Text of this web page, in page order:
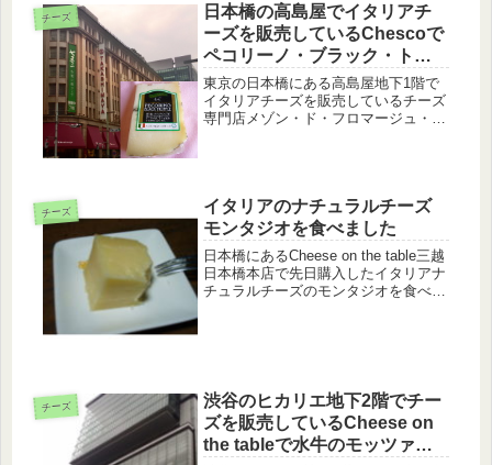
め...
チーズ
日本橋の高島屋でイタリアチ
ーズを販売しているChescoで
ペコリーノ・ブラック・トリ
ュフを購入してきました。
東京の日本橋にある高島屋地下1階で
イタリアチーズを販売しているチーズ
専門店メゾン・ド・フロマージュ・チ
チーズ
イタリアのナチュラルチーズ
モンタジオを食べました
日本橋にあるCheese on the table三越
日本橋本店で先日購入したイタリアナ
チュラルチーズのモンタジオを食べま
チーズ
渋谷のヒカリエ地下2階でチー
ズを販売しているCheese on
the tableで水牛のモッツァレ